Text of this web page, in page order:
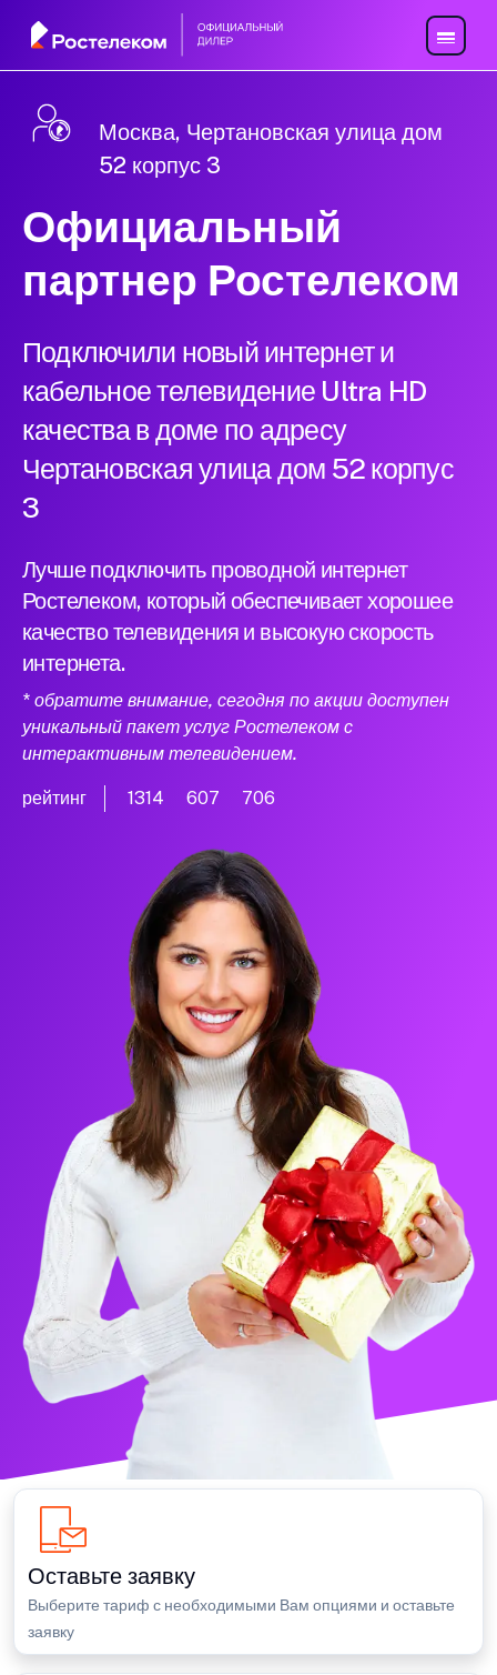
Москва, Чертановская улица дом
52 корпус 3
Официальный
партнер Ростелеком
Подключили новый интернет и
кабельное телевидение Ultra HD
качества в доме по адресу
Чертановская улица дом 52 корпус
3
Лучше подключить проводной интернет
Ростелеком, который обеспечивает хорошее
качество телевидения и высокую скорость
интернета.
* обратите внимание, сегодня по акции доступен
уникальный пакет услуг Ростелеком с
интерактивным телевидением.
рейтинг 1314 607 706
Оставьте заявку
Выберите тариф с необходимыми Вам опциями и оставьте
заявку